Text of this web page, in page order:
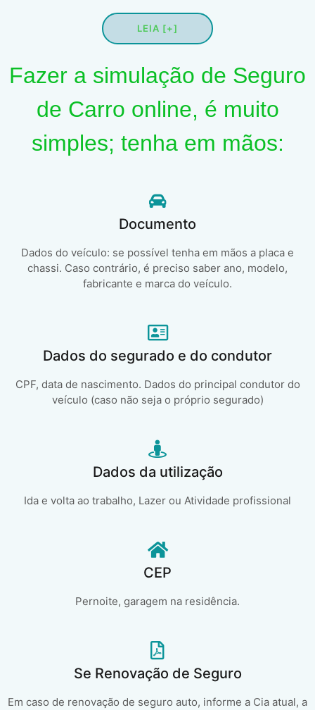
LEIA [+]
Fazer a simulação de Seguro
de Carro online, é muito
simples; tenha em mãos:
Documento
Dados do veículo: se possível tenha em mãos a placa e
chassi. Caso contrário, é preciso saber ano, modelo,
fabricante e marca do veículo.
Dados do segurado e do condutor
CPF, data de nascimento. Dados do principal condutor do
veículo (caso não seja o próprio segurado)
Dados da utilização
Ida e volta ao trabalho, Lazer ou Atividade profissional
CEP
Pernoite, garagem na residência.
Se Renovação de Seguro
Em caso de renovação de seguro auto, informe a Cia atual, a